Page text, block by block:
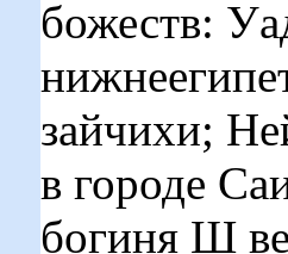
божеств:
зайчихи;
в городе
богиня Ш